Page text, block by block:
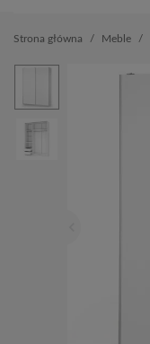
Strona główna Meble